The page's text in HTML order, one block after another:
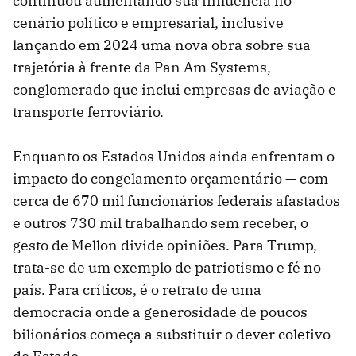
cenário político e empresarial, inclusive
lançando em 2024 uma nova obra sobre sua
trajetória à frente da Pan Am Systems,
conglomerado que inclui empresas de aviação e
transporte ferroviário.
Enquanto os Estados Unidos ainda enfrentam o
impacto do congelamento orçamentário — com
cerca de 670 mil funcionários federais afastados
e outros 730 mil trabalhando sem receber, o
gesto de Mellon divide opiniões. Para Trump,
trata-se de um exemplo de patriotismo e fé no
país. Para críticos, é o retrato de uma
democracia onde a generosidade de poucos
bilionários começa a substituir o dever coletivo